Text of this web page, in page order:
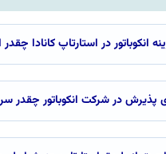
انکوباتور در استارتاپ کانادا
پذیرش در شرکت انکوباتور چقدر